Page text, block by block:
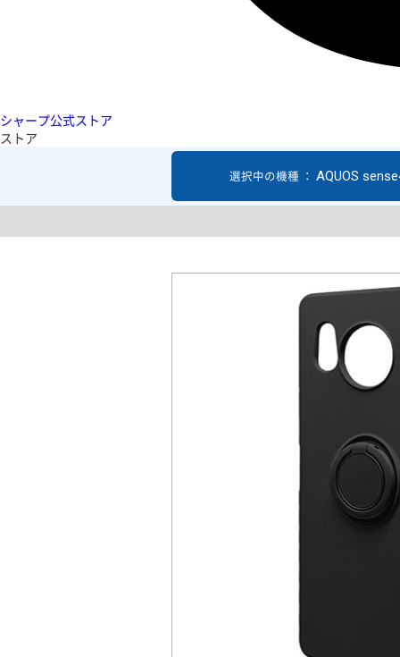
シャープ公式ストア
ストア
選択中の機種 ： AQUOS